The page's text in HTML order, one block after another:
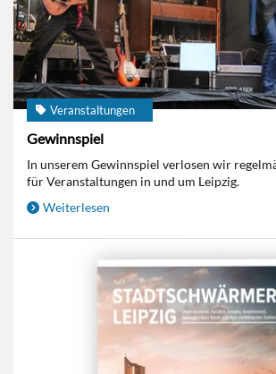
Veranstaltungen
Gewinnspiel
In unserem Gewinnspiel verlosen wir
für Veranstaltungen in und um Leipzig.
Weiterlesen